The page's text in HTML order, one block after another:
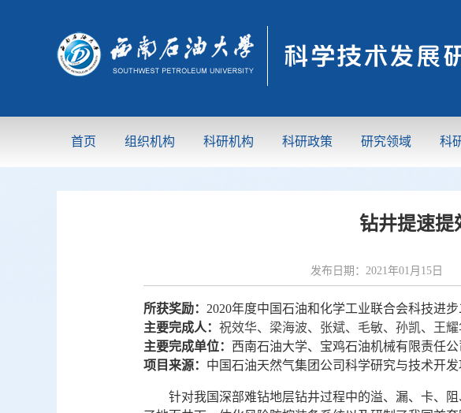
首页 组织机构 科研机构 科研政策 研究领域 科
钻井提速提
发布日期：2021年01
所获奖励： 2020年度中国石油和化学工业联合会科技进
主要完成人： 祝效华、梁海波、张斌、毛敏、孙凯、王
主要完成单位： 西南石油大学、宝鸡石油机械有限责任
项目来源： 中国石油天然气集团公司科学研究与技术开发
针对我国深部难钻地层钻井过程中的溢、漏、卡、